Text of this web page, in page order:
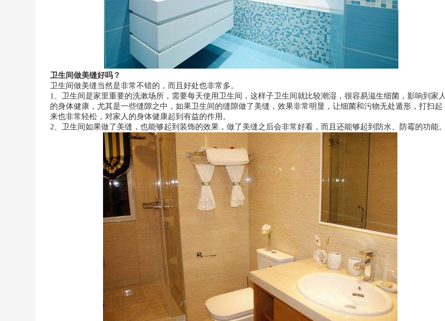
卫生间做美缝好吗？
卫生间做美缝当然是非常不错的，而且好处也非常多。
1、卫生间是家里重要的洗漱场所，需要每天使用卫生间，这样子卫生间就比较潮湿，很容易滋生细菌，影响到家人
的身体健康，尤其是一些缝隙之中，如果卫生间的缝隙做了美缝，效果非常明显，让细菌和污物无处遁形，打扫起
来也非常轻松，对家人的身体健康起到有益的作用。
2、卫生间如果做了美缝，也能够起到装饰的效果，做了美缝之后会非常好看，而且还能够起到防水、防霉的功能。